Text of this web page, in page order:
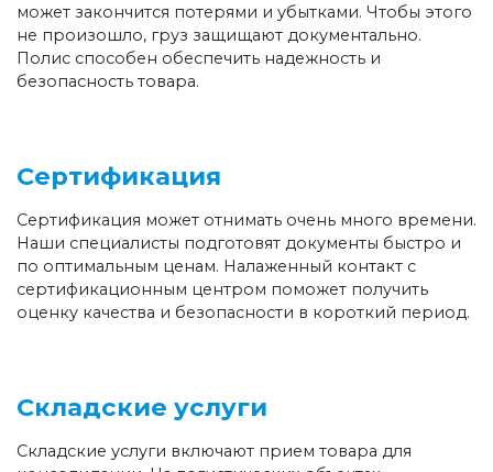
может закончится потерями и убытками. Чтобы этого
не произошло, груз защищают документально.
Полис способен обеспечить надежность и
безопасность товара.
Сертификация
Сертификация может отнимать очень много времени.
Наши специалисты подготовят документы быстро и
по оптимальным ценам. Налаженный контакт с
сертификационным центром поможет получить
оценку качества и безопасности в короткий период.
Складские услуги
Складские услуги включают прием товара для